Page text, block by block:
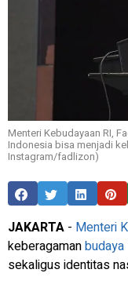
Menteri Kebudayaan RI,
Indonesia bisa menjadi
Instagram/fadlizon)
JAKARTA - Menteri
keberagamanbudaya
sekaligus identitas